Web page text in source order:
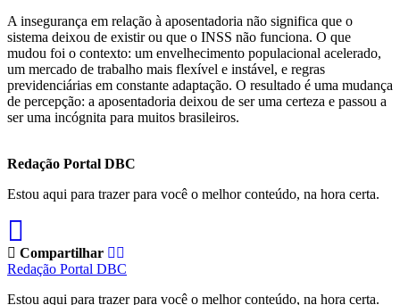
A insegurança em relação à aposentadoria não significa que o
sistema deixou de existir ou que o INSS não funciona. O que
mudou foi o contexto: um envelhecimento populacional acelerado,
um mercado de trabalho mais flexível e instável, e regras
previdenciárias em constante adaptação. O resultado é uma mudança
de percepção: a aposentadoria deixou de ser uma certeza e passou a
ser uma incógnita para muitos brasileiros.
Redação Portal DBC
Estou aqui para trazer para você o melhor conteúdo, na hora certa.
Compartilhar
Redação Portal DBC
Estou aqui para trazer para você o melhor conteúdo, na hora certa.